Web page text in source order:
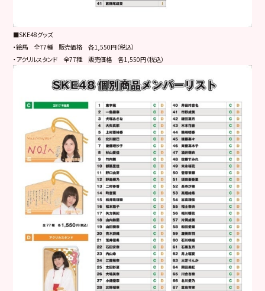
■SKE48グッズ
・絵馬 全77種 販売価格 各1,550円（税込）
・アクリルスタンド 全77種 販売価格 各1,550円（税込）